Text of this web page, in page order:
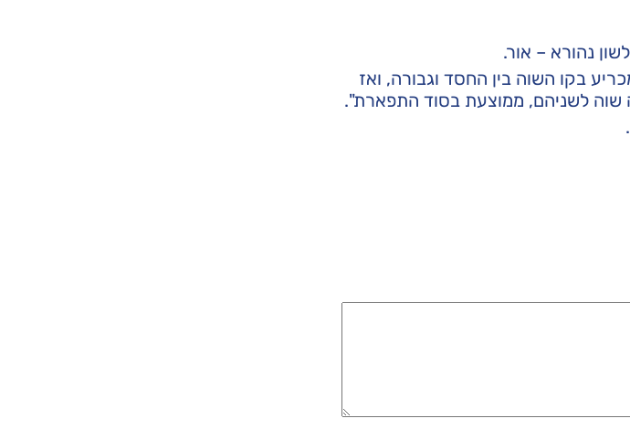
נהורא – אור.
בקו השוה בין החסד וגבורה, ואז
שוה לשניהם, ממוצעת בסוד התפארת".